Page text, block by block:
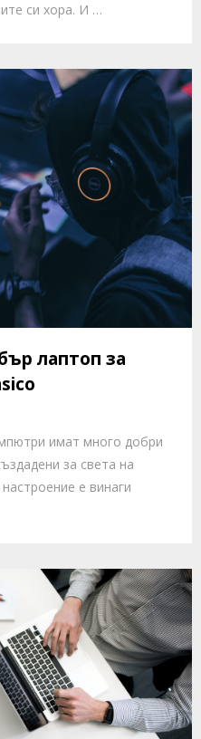
си хора. И …
лаптоп за
имат много добри
за света на
е винаги